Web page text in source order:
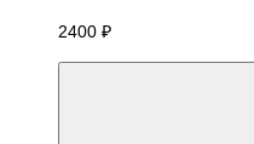
2400 ₽